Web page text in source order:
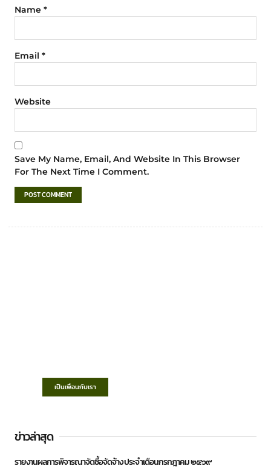
Name *
Email *
Website
Save My Name, Email, And Website In This Browser
For The Next Time I Comment.
เป็นเพื่อนกับเรา
ข่าวล่าสุด
รายงานผลการพิจารณาจัดซื้อจัดจ้าง ประจำเดือนกรกฎาคม ๒๕๖๙